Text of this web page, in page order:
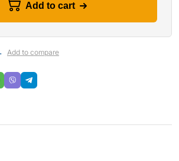
Add to cart
Add to compare